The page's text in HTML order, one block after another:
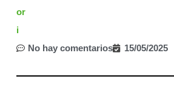
No hay comentarios 15/05/2025